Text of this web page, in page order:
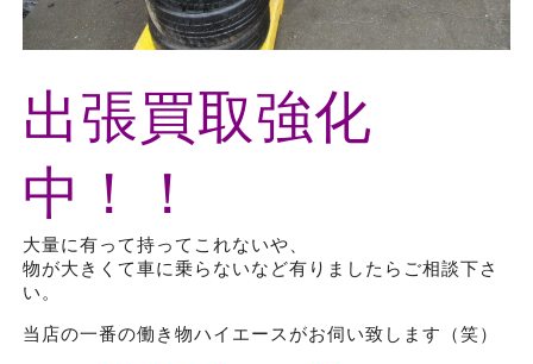
出張買取強化
中！！
大量に有って持ってこれないや、
物が大きくて車に乗らないなど有りましたらご相談下さ
い。
当店の一番の働き物ハイエースがお伺い致します（笑）